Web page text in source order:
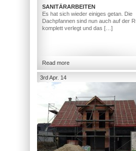
SANITÄRARBEITEN
Es hat sich wieder einiges getan. Die
Dachpfannen sind nun auch auf der
komplett verlegt und das […]
Read more
3rd Apr. 14